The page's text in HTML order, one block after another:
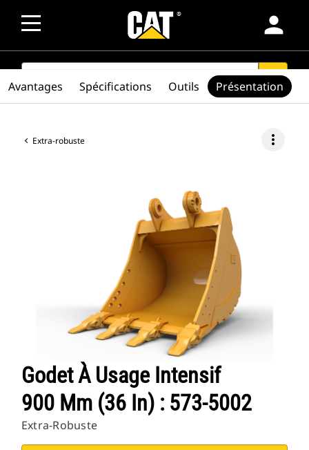
person
SEARCH search
Extra-robuste more_vert
Godet À Usage Intensif
900 Mm (36 In) : 573-5002
Extra-Robuste
Avantages Spécifications Outils Présentation